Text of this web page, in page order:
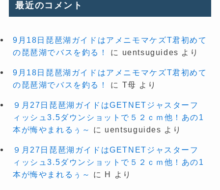
最近のコメント
9月18日琵琶湖ガイドはアメニモマケズT君初めて
の琵琶湖でバスを釣る！
に uentsuguides より
9月18日琵琶湖ガイドはアメニモマケズT君初めて
の琵琶湖でバスを釣る！
に T母 より
９月27日琵琶湖ガイドはGETNETジャスターフ
ィッシュ3.5ダウンショットで５２ｃｍ他！あの1
本が悔やまれるぅ～
に uentsuguides より
９月27日琵琶湖ガイドはGETNETジャスターフ
ィッシュ3.5ダウンショットで５２ｃｍ他！あの1
本が悔やまれるぅ～
に H より